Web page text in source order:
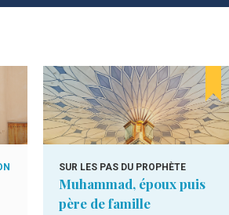
SUR LES PAS DU PROPHÈTE
Muhammad, époux puis
père de famille